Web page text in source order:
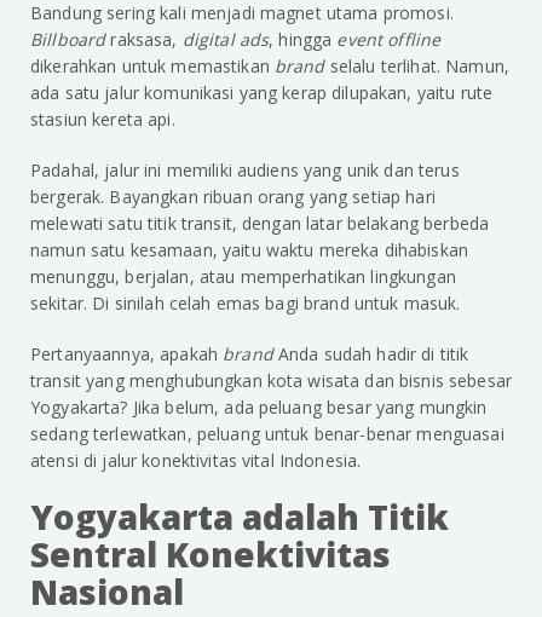
Bandung sering kali menjadi magnet utama promosi.
Billboardraksasa, digital ads, hingga event offline
dikerahkan untuk memastikan brand selalu terlihat. Namun,
ada satu jalur komunikasi yang kerap dilupakan, yaitu rute
stasiun kereta api.
Padahal, jalur ini memiliki audiens yang unik dan terus
bergerak. Bayangkan ribuan orang yang setiap hari
melewati satu titik transit, dengan latar belakang berbeda
namun satu kesamaan, yaitu waktu mereka dihabiskan
menunggu, berjalan, atau memperhatikan lingkungan
sekitar. Di sinilah celah emas bagi brand untuk masuk.
Pertanyaannya, apakah brandAnda sudah hadir di titik
transit yang menghubungkan kota wisata dan bisnis sebesar
Yogyakarta? Jika belum, ada peluang besar yang mungkin
sedang terlewatkan, peluang untuk benar-benar menguasai
atensi di jalur konektivitas vital Indonesia.
Yogyakarta adalah Titik
Sentral Konektivitas
Nasional